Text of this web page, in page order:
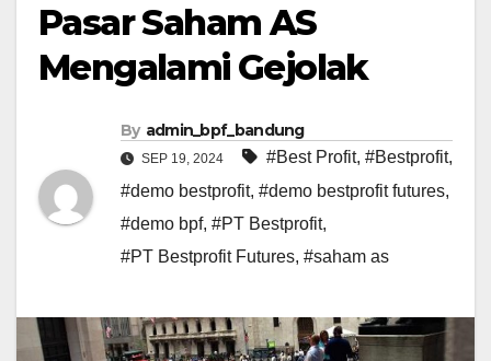
Pasar Saham AS
Mengalami Gejolak
By admin_bpf_bandung
SEP 19, 2024 #Best Profit, #Bestprofit,
#demo bestprofit, #demo bestprofit futures,
#demo bpf, #PT Bestprofit,
#PT Bestprofit Futures, #saham as